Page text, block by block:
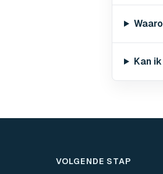
Kan
VOLGENDE STAP